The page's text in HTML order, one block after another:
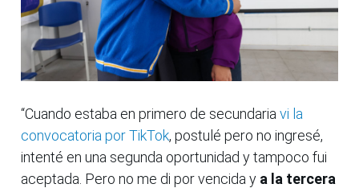
“Cuando estaba en primero de secundaria vi la
convocatoria por TikTok, postulé pero no ingresé,
intenté en una segunda oportunidad y tampoco fui
aceptada. Pero no me di por vencida y a la tercera